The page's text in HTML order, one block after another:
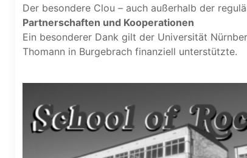
Der besondere Clou – auch außerhalb der
Partnerschaften und Kooperationen
Ein besonderer Dank gilt der Universität
Thomann in Burgebrach finanziell unterstützte.